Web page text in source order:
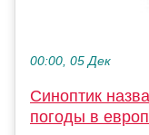
00:00, 05 Дек
Синоптик
погоды в